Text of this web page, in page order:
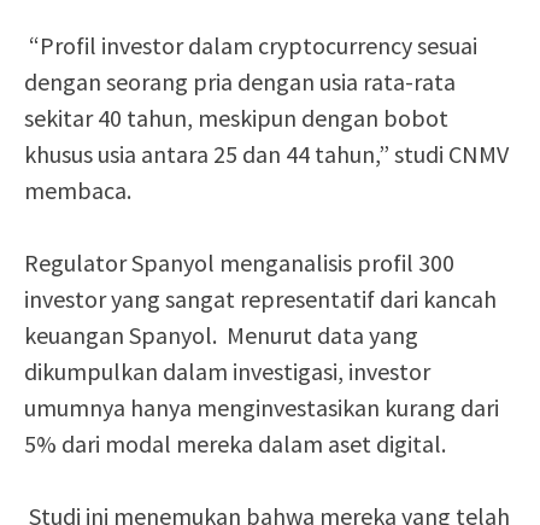
“Profil investor dalam cryptocurrency sesuai
dengan seorang pria dengan usia rata-rata
sekitar 40 tahun, meskipun dengan bobot
khusus usia antara 25 dan 44 tahun,” studi CNMV
membaca.
Regulator Spanyol menganalisis profil 300
investor yang sangat representatif dari kancah
keuangan Spanyol. Menurut data yang
dikumpulkan dalam investigasi, investor
umumnya hanya menginvestasikan kurang dari
5% dari modal mereka dalam aset digital.
Studi ini menemukan bahwa mereka yang telah